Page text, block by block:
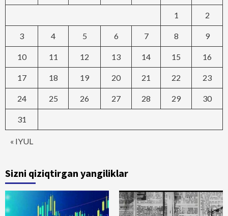
« IYUL
1 2
3 4 5 6 7 8 9
10 11 12 13 14 15 16
17 18 19 20 21 22 23
24 25 26 27 28 29 30
31
Sizni qiziqtirgan yangiliklar